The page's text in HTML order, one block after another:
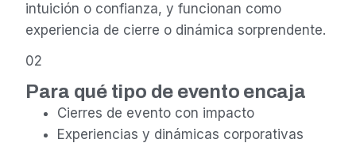
intuición o confianza, y funcionan como
experiencia de cierre o dinámica sorprendente.
02
Para qué tipo de evento encaja
Cierres de evento con impacto
Experiencias y dinámicas corporativas